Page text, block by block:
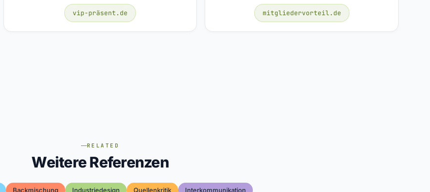
vip-präsent.de mitgliedervorteil.de
RELATED
Weitere Referenzen
Backmischung Industriedesign Quellenkritik Interkommunikation